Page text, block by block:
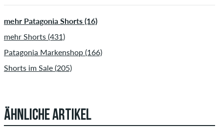
mehr Patagonia Shorts (16)
mehr Shorts (431)
Patagonia Markenshop (166)
Shorts im Sale (205)
ÄHNLICHE ARTIKEL